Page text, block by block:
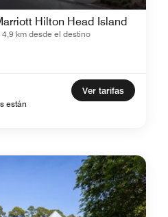
Hilton Head Island
4,9 km desde el destino
están
Ver tarifas